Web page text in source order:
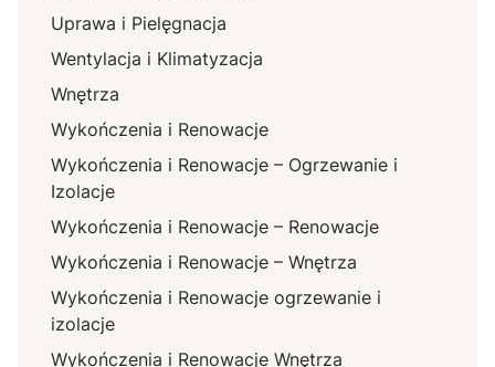
Uprawa i Pielęgnacja
Wentylacja i Klimatyzacja
Wnętrza
Wykończenia i Renowacje
Wykończenia i Renowacje – Ogrzewanie i
Izolacje
Wykończenia i Renowacje – Renowacje
Wykończenia i Renowacje – Wnętrza
Wykończenia i Renowacje ogrzewanie i
izolacje
Wykończenia i Renowacje Wnętrza